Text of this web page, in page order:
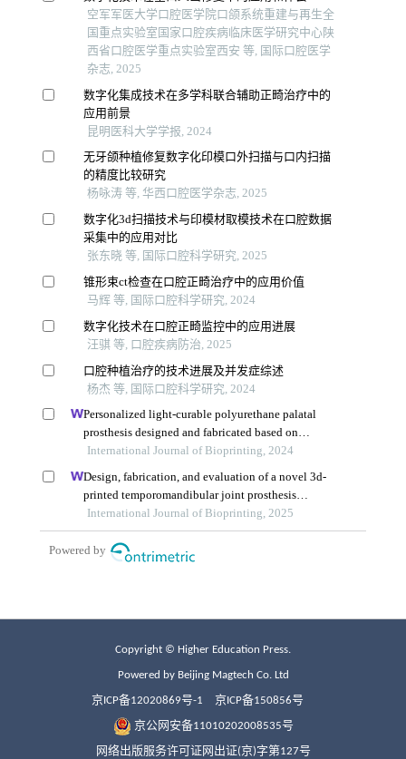
Copyright © Higher Education Press.
Powered by Beijing Magtech Co. Ltd
京ICP备12020869号-1 京ICP备150856号
京公网安备11010202008535号
网络出版服务许可证网出证(京)字第127号